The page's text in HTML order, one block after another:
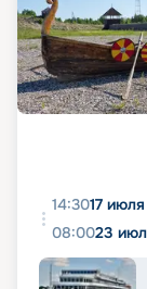
14:3017
08:0023